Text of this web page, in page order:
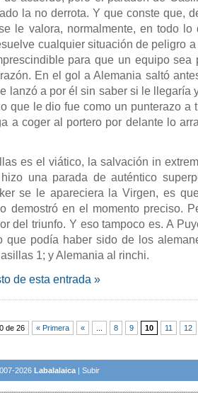
la no derrota. Y que conste que,
le valora, normalmente, en todo
cualquier situación de peligro
para que un equipo sea
En el gol a Alemania saltó
lanzó a por él sin saber si le llegaría
que le dio fue como un punterazo a
a coger al portero por delante lo
es el viático, la salvación in
una parada de auténtico
se le apareciera la Virgen, es
demostró en el momento preciso.
del triunfo. Y eso tampoco es. A
que podía haber sido de los
1; y Alemania al rinchi.
de esta entrada »
de 26 « Primera « 8 9 10 11 12
2026 Labalalaica | Subir